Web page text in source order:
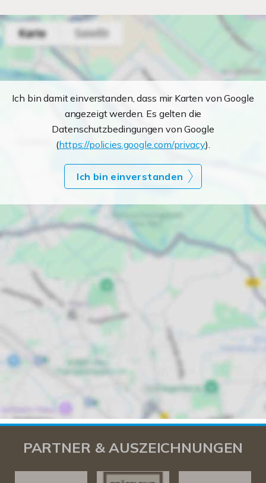
Ich bin damit einverstanden, dass mir Karten von Google
angezeigt werden. Es gelten die
Datenschutzbedingungen von Google
(https://policies.google.com/privacy).
Ich bin einverstanden
PARTNER & AUSZEICHNUNGEN